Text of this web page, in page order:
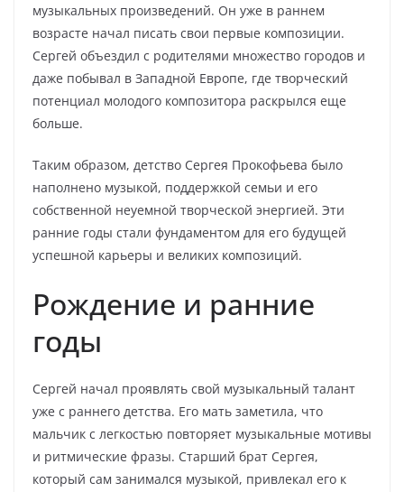
музыкальных произведений. Он уже в раннем
возрасте начал писать свои первые композиции.
Сергей объездил с родителями множество городов и
даже побывал в Западной Европе, где творческий
потенциал молодого композитора раскрылся еще
больше.
Таким образом, детство Сергея Прокофьева было
наполнено музыкой, поддержкой семьи и его
собственной неуемной творческой энергией. Эти
ранние годы стали фундаментом для его будущей
успешной карьеры и великих композиций.
Рождение и ранние
годы
Сергей начал проявлять свой музыкальный талант
уже с раннего детства. Его мать заметила, что
мальчик с легкостью повторяет музыкальные мотивы
и ритмические фразы. Старший брат Сергея,
который сам занимался музыкой, привлекал его к